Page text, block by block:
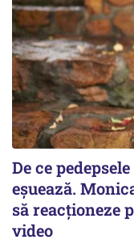
De ce
eșuează.
să reacționeze
video